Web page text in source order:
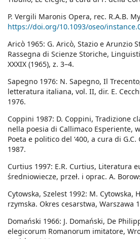
P. Vergili Maronis Opera, rec. R.A.B.
https://doi.org/10.1093/oseo/
Aricò 1965: G. Aricò, Stazio e Arunzio
Rassegna di Scienze Storiche,
XXXIX (1965), z. 3–4.
Sapegno 1976: N. Sapegno, Il
letteratura italiana, vol. II, dir. E.
1976.
Coppini 1987: D. Coppini, Tradizione
nella poesia di Callimaco Esperiente,
Poeta e politico del ‘400, a cura di
1987.
Curtius 1997: E.R. Curtius, Literatura
średniowiecze, przeł. i oprac. A.
Cytowska, Szelest 1992: M. Cytowska,
rzymska. Okres cesarstwa, Warszawa
Domański 1966: J. Domański, De
elegicorum Romanorum imitatore,